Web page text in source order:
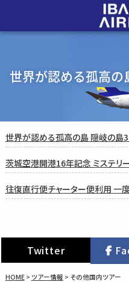
世界が認める孤高の
世界が認める孤高の島 隠岐の島
茨城空港開港16年記念 ミステリ
往復直行便チャーター便利用 一
Twitter
HOME> ツアー情報 > その他国内ツアー